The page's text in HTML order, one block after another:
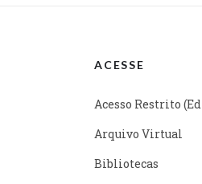
ACESSE
Acesso Restrito
Arquivo Virtual
Bibliotecas